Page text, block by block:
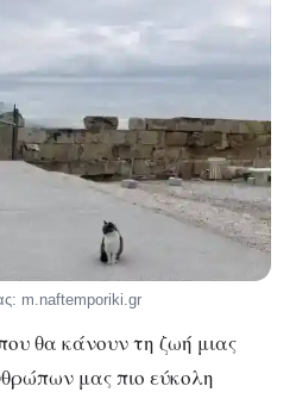
m.naftemporiki.gr
θα κάνουν τη ζωή μιας
μας πιο εύκολη